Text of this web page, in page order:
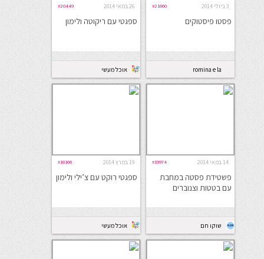
3 ביולי 2014 #21660
פסטו פיסטוקים
romina e la
cucina
26 במאי 2014 #20449
ספגטי עם ריקוטה ולימון
אוכל מעשי
14 במאי 2014 #19974
פשטידת פסטה במחבת
עם בטטות וצנוברים
שוקו חם
19 במרץ 2014 #18168
ספגטי רוקט עם צ’ילי ולימון
אוכל מעשי